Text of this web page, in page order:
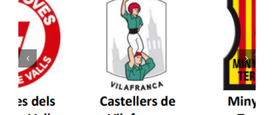
Els Castellers de Vilafranca unieixen tradició i
patrimoni en un viatge de colla a la Vall
d’Aran i a la Vall de Boí